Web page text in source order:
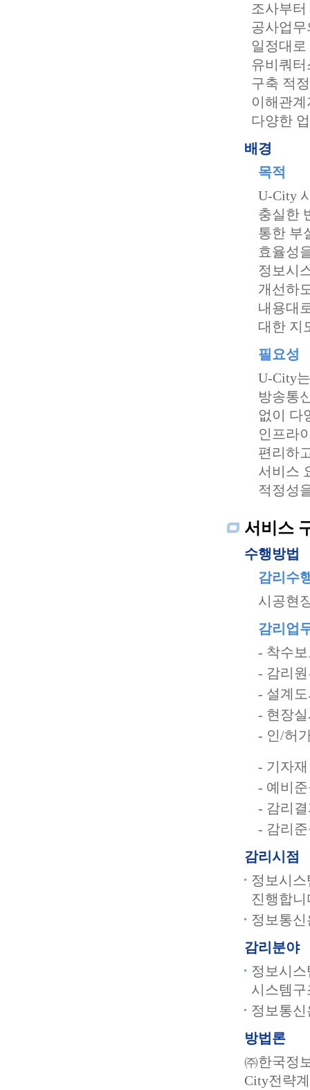
조사부
공사업
일정대
유비쿼
구축 적
이해관
다양한
배경
목적
U-City
충실한
통한 부
효율성
정보시
개선하
내용대
대한 지
필요성
U-City
방송통
없이 다
인프라
편리하
서비스
적정성
서비스
수행방법
감리수
시공현
감리업
- 착수
- 감리
- 설계
- 현장
- 인/허
- 기자
- 예비
- 감리
- 감리
감리시점
정보시
진행합니
정보통
감리분야
정보시
시스템
정보통
방법론
㈜한국정
City전략